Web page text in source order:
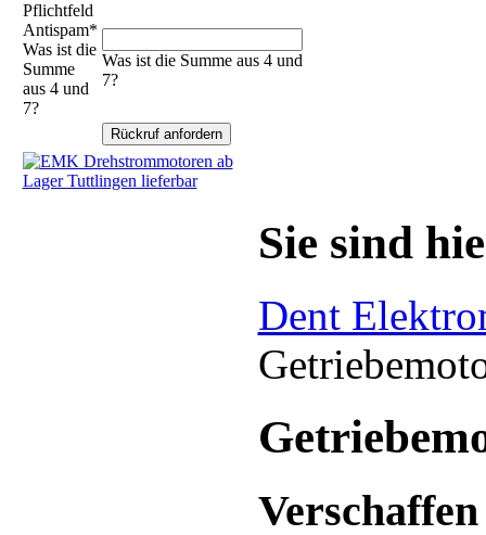
Pflichtfeld
Antispam*
Was ist die
Summe
aus 4 und
7?
Was ist die Summe aus 4 und
7?
Sie sind
Dent